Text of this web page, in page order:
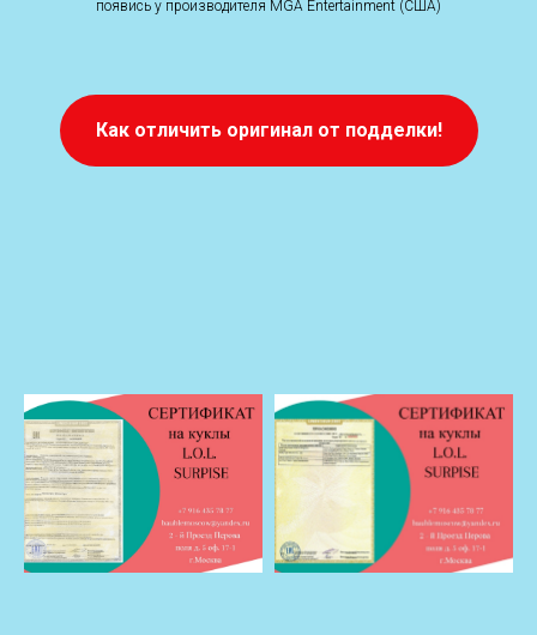
появись у производителя MGA Entertainment (США)
Как отличить оригинал от подделки!